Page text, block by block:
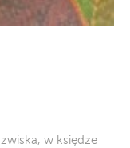
w księdze